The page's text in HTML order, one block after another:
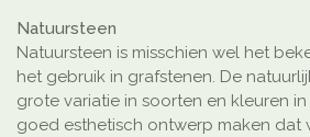
Natuursteen
Natuursteen is misschien wel het
het gebruik in grafstenen. De
grote variatie in soorten en kleuren
goed esthetisch ontwerp maken dat